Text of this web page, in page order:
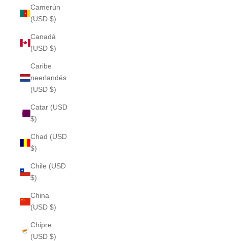
Camerún
(USD $)
Canadá
(USD $)
Caribe
neerlandés
(USD $)
Catar (USD
$)
Chad (USD
$)
Chile (USD
$)
China
(USD $)
Chipre
(USD $)